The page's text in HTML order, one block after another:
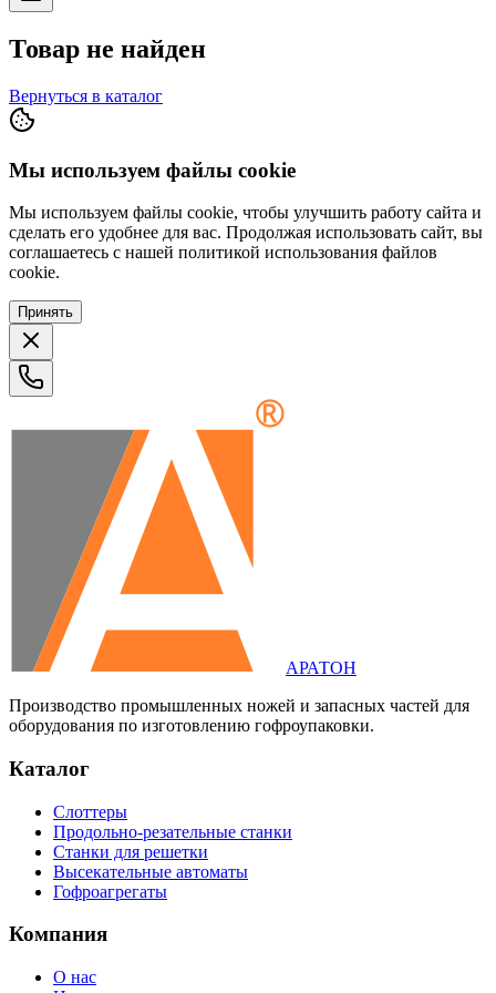
Товар не найден
Вернуться в каталог
Мы используем файлы cookie
Мы используем файлы cookie, чтобы улучшить работу сайта и
сделать его удобнее для вас. Продолжая использовать сайт, вы
соглашаетесь с нашей политикой использования файлов
cookie.
Принять
АРАТОН
Производство промышленных ножей и запасных частей для
оборудования по изготовлению гофроупаковки.
Каталог
Слоттеры
Продольно-резательные станки
Станки для решетки
Высекательные автоматы
Гофроагрегаты
Компания
О нас